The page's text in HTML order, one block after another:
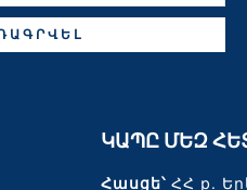
ԿԱՊԸ ՄԵԶ
Հասցե՝ՀՀ ք.